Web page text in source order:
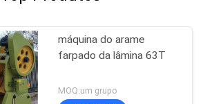
máquina do arame
farpado da lâmina 63T
MOQ:um grupo